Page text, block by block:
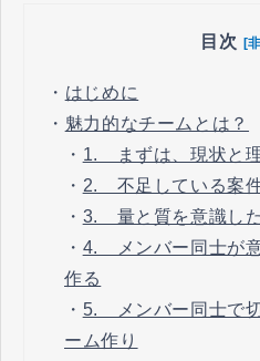
目次 [
・ はじめに
・ 魅力的なチームとは？
・ 1. まずは、現状と
・ 2. 不足している案
・ 3. 量と質を意識し
・ 4. メンバー同士が
作る
・ 5. メンバー同士で
ーム作り